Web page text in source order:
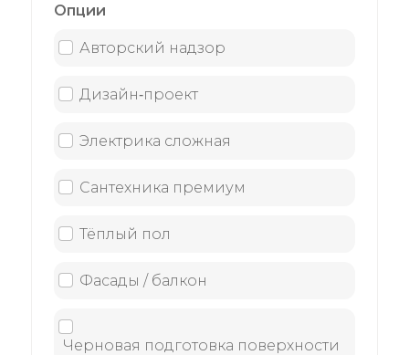
Опции
Авторский надзор
Дизайн‑проект
Электрика сложная
Сантехника премиум
Тёплый пол
Фасады / балкон
Черновая подготовка поверхности